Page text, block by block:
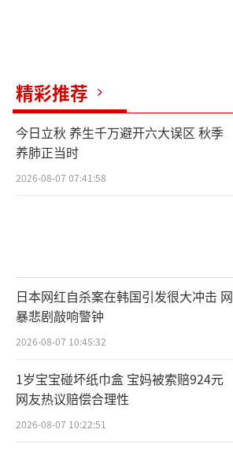
精彩推荐
今日立秋 养生千万避开六大误区 秋季
养肺正当时
2026-08-07 07:41:58
日本网红自杀案在韩国引发很大冲击 网
暴悲剧敲响警钟
2026-08-07 10:45:32
1岁宝宝碰坏纸巾盒 宝妈被索赔924元
网友热议赔偿合理性
2026-08-07 10:22:51